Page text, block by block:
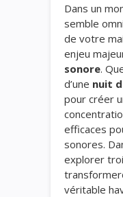
Dans un
semble
de votre
enjeu
sonore.
d’une nuit
pour créer
efficaces
sonores.
explorer
véritable